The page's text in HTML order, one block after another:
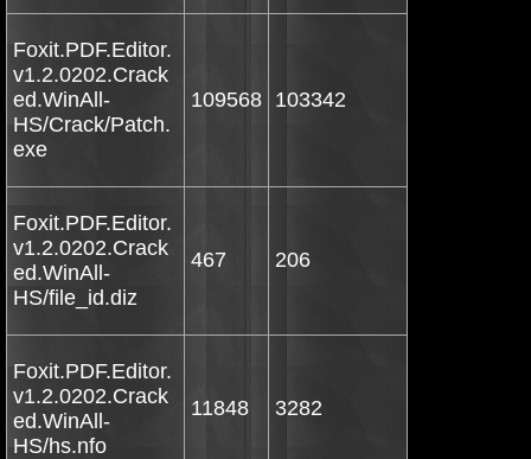
Foxit.PDF.Editor.
v1.2.0202.Crack
ed.WinAll-
HS/Crack/Patch.
exe
109568 103342
Foxit.PDF.Editor.
v1.2.0202.Crack
ed.WinAll-
HS/file_id.diz
467 206
Foxit.PDF.Editor.
v1.2.0202.Crack
ed.WinAll-
HS/hs.nfo
11848 3282